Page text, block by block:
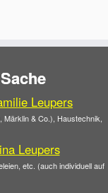
Leupers
& Co.), Haustechnik,
Leupers
etc. (auch individuell auf